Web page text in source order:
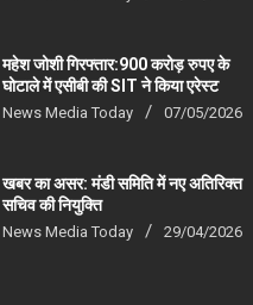
महेश जोशी गिरफ्तार:900 करोड़ रुपए के
घोटाले में एसीबी की SIT ने किया एरेस्‍ट
News Media Today 07/05/2026
खबर का असर: मंडी समिति में नए अतिरिक्त
सचिव की नियुक्ति
News Media Today 29/04/2026